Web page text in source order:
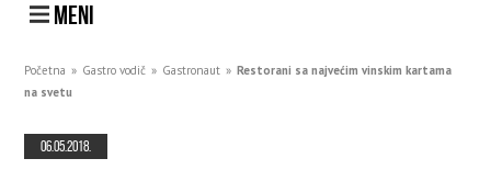
MENI
Početna » Gastro vodič » Gastronaut » Restorani sa najvećim vinskim kartama
na svetu
06.05.2018.